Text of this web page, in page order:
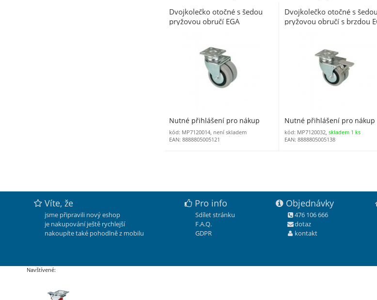
Dvojkolečko otočné s šedou
pryžovou obručí EGA
Nutné přihlášení pro nákup
kód: MP7120014, není skladem
EAN: 8888805005121
Dvojkolečko otočné s šedou
pryžovou obručí s brzdou
Nutné přihlášení pro nákup
kód: MP7120032, skladem 1 ks
EAN: 8888805005138
Víte, že
jsme připravili nový eshop
je nakupování ještě rychlejší
nakoupíte také pohodlně z mobilu
Pro info
Sdílet stránku
F.A.Q.
GDPR
Objednávky
476 106 666
dotaz
kontakt
Navštívené: